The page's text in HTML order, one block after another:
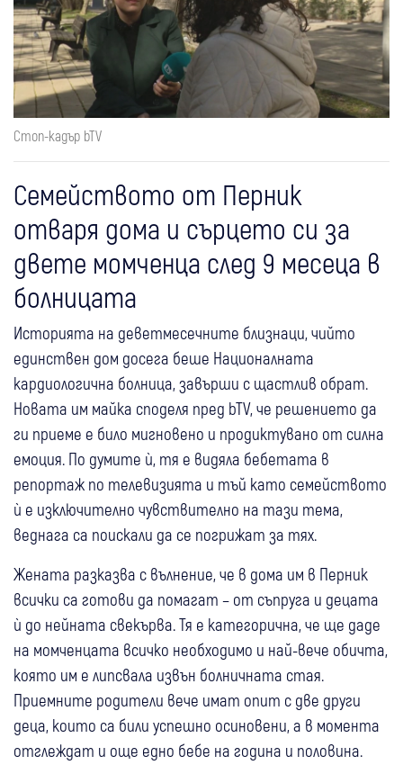
Стоп-кадър bTV
Семейството от Перник
отваря дома и сърцето си за
двете момченца след 9 месеца в
болницата
Историята на деветмесечните близнаци, чийто
единствен дом досега беше Националната
кардиологична болница, завърши с щастлив обрат.
Новата им майка споделя пред bTV, че решението да
ги приеме е било мигновено и продиктувано от силна
емоция. По думите ѝ, тя е видяла бебетата в
репортаж по телевизията и тъй като семейството
ѝ е изключително чувствително на тази тема,
веднага са поискали да се погрижат за тях.
Жената разказва с вълнение, че в дома им в Перник
всички са готови да помагат – от съпруга и децата
ѝ до нейната свекърва. Тя е категорична, че ще даде
на момченцата всичко необходимо и най-вече обичта,
която им е липсвала извън болничната стая.
Приемните родители вече имат опит с две други
деца, които са били успешно осиновени, а в момента
отглеждат и още едно бебе на година и половина.